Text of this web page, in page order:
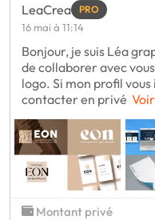
LeaCrea PRO
16 mai à 11:14
Bonjour, je suis Léa
de collaborer avec
logo. Si mon profil
contacter en privé
Montant privé